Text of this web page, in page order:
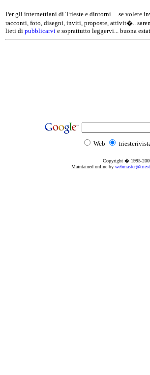
Per gli internettiani di Trieste e dintorni ... se volete
racconti, foto, disegni, inviti, proposte, attivit�..
lieti di pubblicarvi e soprattutto leggervi... buona
Web
Copyright � 1995-
Maintained online by